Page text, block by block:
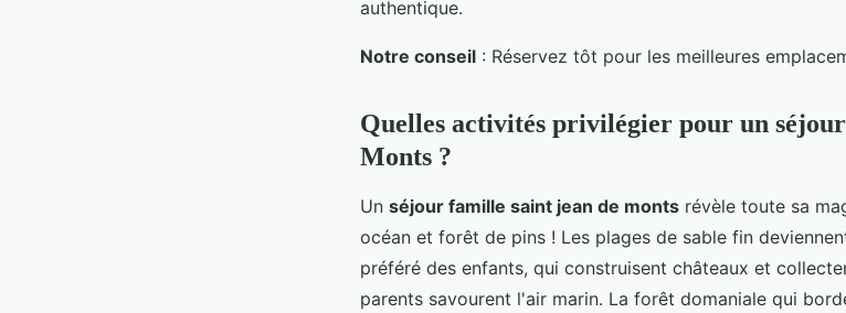
authentique.
Notre conseil : Réservez tôt pour les meilleures
Quelles activités privilégier pour un
Monts ?
Un séjour famille saint jean de monts révèle toute sa
océan et forêt de pins ! Les plages de sable fin
préféré des enfants, qui construisent châteaux et
parents savourent l'air marin. La forêt domaniale qui